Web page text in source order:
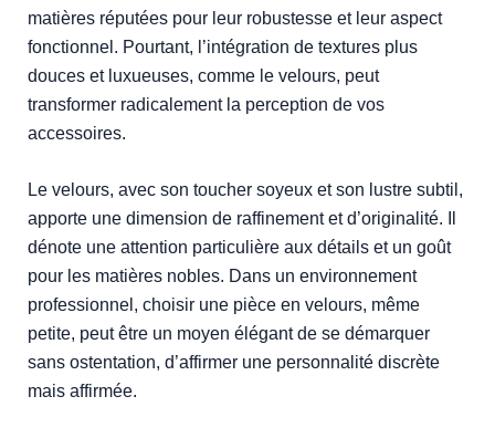
matières réputées pour leur robustesse et leur aspect
fonctionnel. Pourtant, l’intégration de textures plus
douces et luxueuses, comme le velours, peut
transformer radicalement la perception de vos
accessoires.
Le velours, avec son toucher soyeux et son lustre subtil,
apporte une dimension de raffinement et d’originalité. Il
dénote une attention particulière aux détails et un goût
pour les matières nobles. Dans un environnement
professionnel, choisir une pièce en velours, même
petite, peut être un moyen élégant de se démarquer
sans ostentation, d’affirmer une personnalité discrète
mais affirmée.